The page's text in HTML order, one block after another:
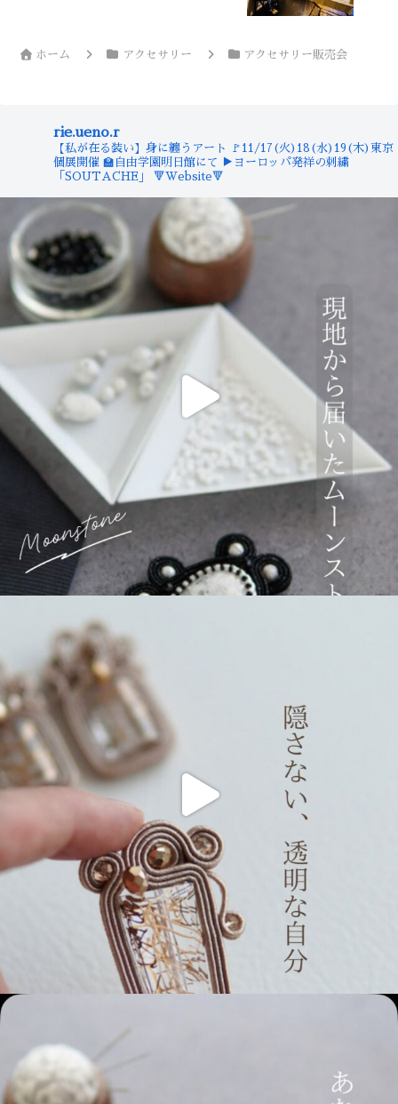
ホーム アクセサリー アクセサリー販売会
rie.ueno.r
【私が在る装い】身に纏うアート
🚩11/17(火)18(水)19(木)東京
個展開催 🏫自由学園明日館にて
▶︎ヨーロッパ発祥の刺繍
「SOUTACHE」
🔻Website🔻